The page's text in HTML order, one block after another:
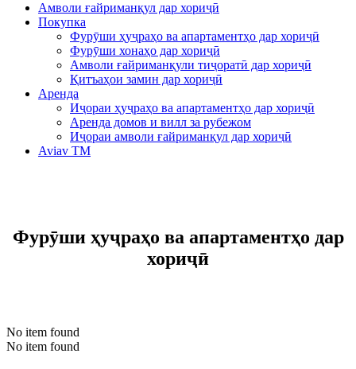
Амволи ғайриманқул дар хориҷӣ
Покупка
Фурӯши ҳуҷраҳо ва апартаментҳо дар хориҷӣ
Фурӯши хонаҳо дар хориҷӣ
Амволи ғайриманқули тиҷоратӣ дар хориҷӣ
Қитъаҳои замин дар хориҷӣ
Аренда
Иҷораи ҳуҷраҳо ва апартаментҳо дар хориҷӣ
Аренда домов и вилл за рубежом
Иҷораи амволи ғайриманқул дар хориҷӣ
Aviav TM
Фурӯши ҳуҷраҳо ва апартаментҳо дар
хориҷӣ
No item found
No item found